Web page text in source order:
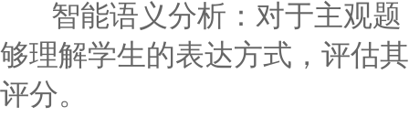
智能语义分析：对于主观题
够理解学生的表达方式，评估
评分。